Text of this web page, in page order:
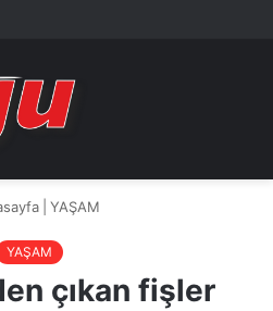
YAŞAM
YAŞAM
çıkan fişler